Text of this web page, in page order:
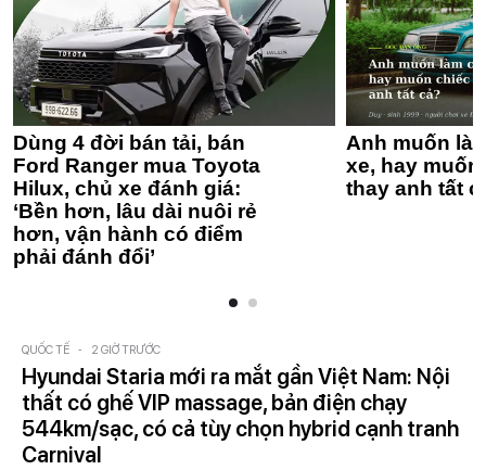
Dùng 4 đời bán tải, bán
Ford Ranger mua Toyota
Hilux, chủ xe đánh giá:
‘Bền hơn, lâu dài nuôi rẻ
hơn, vận hành có điểm
phải đánh đổi’
Anh muốn
xe, hay
thay anh tất
QUỐC TẾ - 2 GIỜ TRƯỚC
Hyundai Staria mới ra mắt gần Việt Nam: Nội
thất có ghế VIP massage, bản điện chạy
544km/sạc, có cả tùy chọn hybrid cạnh tranh
Carnival